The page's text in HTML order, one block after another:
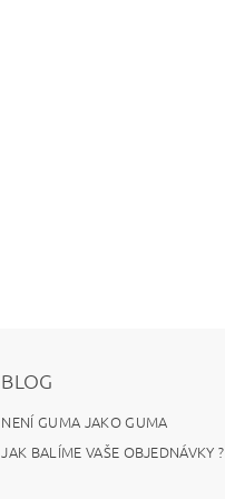
BLOG
NENÍ GUMA JAKO GUMA
JAK BALÍME VAŠE OBJEDNÁVKY ?